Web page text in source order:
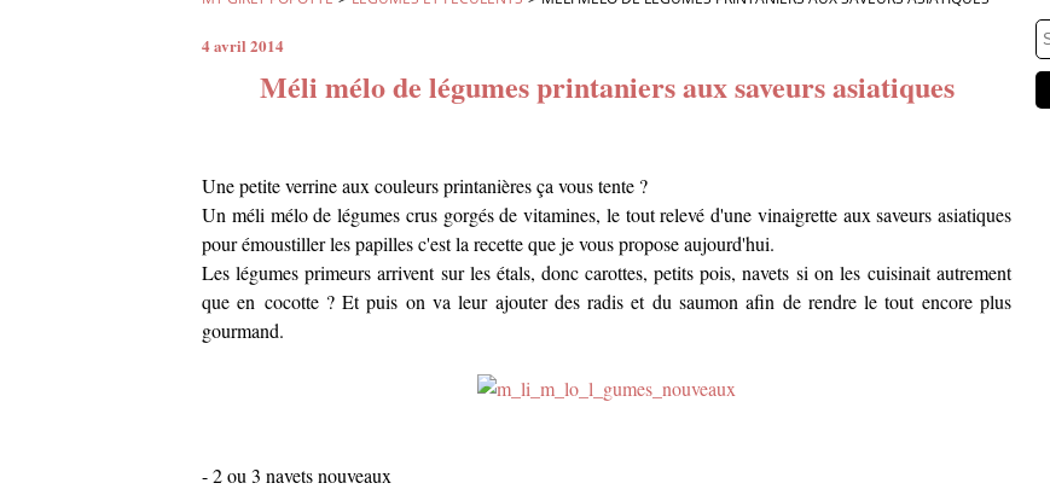
4 avril 2014
Méli mélo de légumes printaniers aux saveurs asiatiques
Une petite verrine aux couleurs printanières ça vous tente ?
Un méli mélo de légumes crus gorgés de vitamines, le tout relevé d'une vinaigrette aux saveurs asiatiques
pour émoustiller les papilles c'est la recette que je vous propose aujourd'hui.
Les légumes primeurs arrivent sur les étals, donc carottes, petits pois, navets si on les cuisinait autrement
que en cocotte ? Et puis on va leur ajouter des radis et du saumon afin de rendre le tout encore plus
gourmand.
- 2 ou 3 navets nouveaux